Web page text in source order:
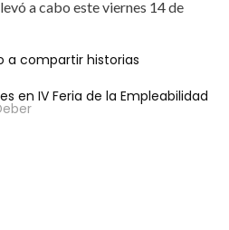
a cabo este viernes 14 de
a compartir historias
en IV Feria de la Empleabilidad